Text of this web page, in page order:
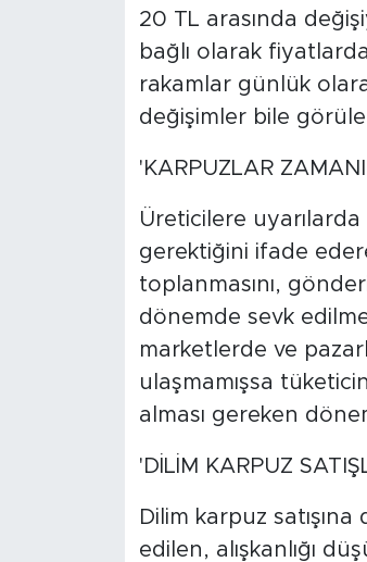
20 TL arasında
bağlı olarak
rakamlar günlük
değişimler bile
'KARPUZLAR
Üreticilere uyarılarda
gerektiğini ifade
toplanmasını,
dönemde sevk
marketlerde ve
ulaşmamışsa
alması gereken
'DİLİM KARPUZ
Dilim karpuz
edilen, alışkanlığı